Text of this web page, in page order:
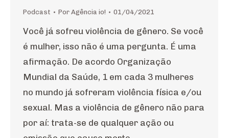
Podcast Por Agência io! 01/04/2021
Você já sofreu violência de gênero. Se você
é mulher, isso não é uma pergunta. É uma
afirmação. De acordo Organização
Mundial da Saúde, 1 em cada 3 mulheres
no mundo já sofreram violência física e/ou
sexual. Mas a violência de gênero não para
por aí: trata-se de qualquer ação ou